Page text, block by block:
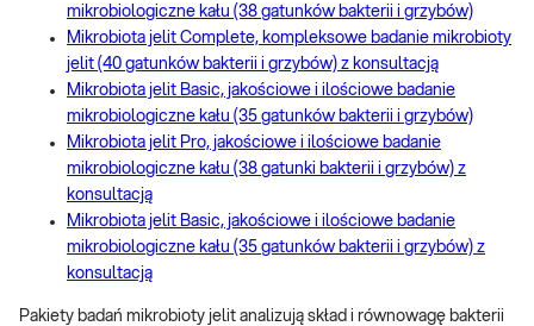
mikrobiologiczne kału (38 gatunków bakterii i grzybów)
Mikrobiota jelit Complete, kompleksowe badanie mikrobioty
jelit (40 gatunków bakterii i grzybów) z konsultacją
Mikrobiota jelit Basic, jakościowe i ilościowe badanie
mikrobiologiczne kału (35 gatunków bakterii i grzybów)
Mikrobiota jelit Pro, jakościowe i ilościowe badanie
mikrobiologiczne kału (38 gatunki bakterii i grzybów) z
konsultacją
Mikrobiota jelit Basic, jakościowe i ilościowe badanie
mikrobiologiczne kału (35 gatunków bakterii i grzybów) z
konsultacją
Pakiety badań mikrobioty jelit analizują skład i równowagę bakterii